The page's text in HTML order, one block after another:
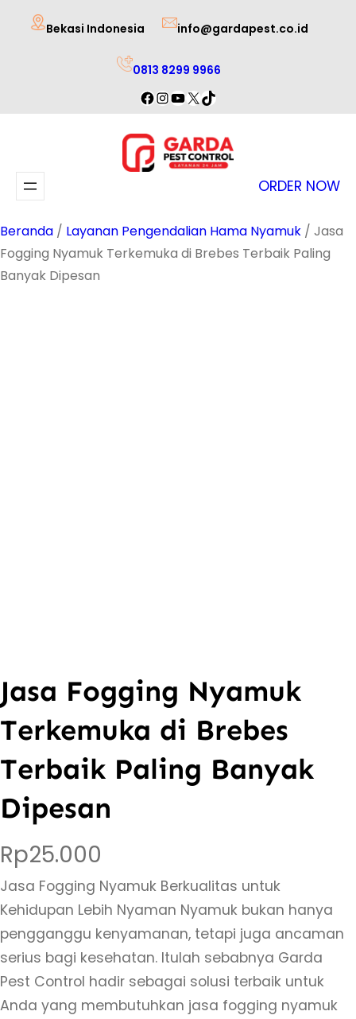
Lewati
Bekasi Indonesia info@gardapest.co.id
0813 8299 9966
Facebook
Instagram
YouTube
X TikTok
ORDER NOW
Beranda / Layanan Pengendalian Hama Nyamuk / Jasa
Fogging Nyamuk Terkemuka di Brebes Terbaik Paling
Banyak Dipesan
Jasa Fogging Nyamuk
Terkemuka di Brebes
Terbaik Paling Banyak
Dipesan
Rp25.000
Jasa Fogging Nyamuk Berkualitas untuk
Kehidupan Lebih Nyaman Nyamuk bukan hanya
pengganggu kenyamanan, tetapi juga ancaman
serius bagi kesehatan. Itulah sebabnya Garda
Pest Control hadir sebagai solusi terbaik untuk
Anda yang membutuhkan jasa fogging nyamuk